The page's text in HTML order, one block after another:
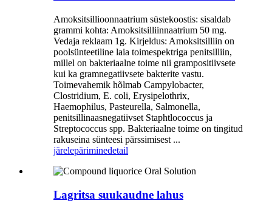
Amoksitsillioonnaatrium süstekoostis: sisaldab
grammi kohta: Amoksitsilliinnaatrium 50 mg.
Vedaja reklaam 1g. Kirjeldus: Amoksitsilliin on
poolsünteetiline laia toimespektriga penitsilliin,
millel on bakteriaalne toime nii grampositiivsete
kui ka gramnegatiivsete bakterite vastu.
Toimevahemik hõlmab Campylobacter,
Clostridium, E. coli, Erysipelothrix,
Haemophilus, Pasteurella, Salmonella,
penitsillinaasnegatiivset Staphtlococcus ja
Streptococcus spp. Bakteriaalne toime on tingitud
rakuseina sünteesi pärssimisest ...
järelepäriminedetail
Lagritsa suukaudne lahus